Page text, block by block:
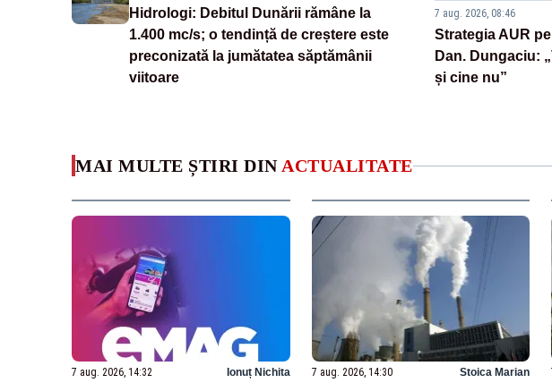
Hidrologi: Debitul Dunării rămâne la
1.400 mc/s; o tendință de creștere este
preconizată la jumătatea săptămânii
viitoare
7 aug. 2026, 08:46
Strategia AUR
Dan. Dungaciu:
și cine nu”
MAI MULTE ȘTIRI DIN ACTUALITATE
7 aug. 2026, 14:32 Ionuț Nichita 7 aug. 2026, 14:30 Stoica Marian